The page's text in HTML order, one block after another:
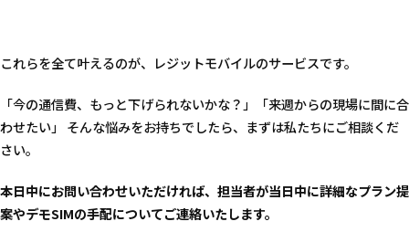
これらを全て叶えるのが、レジットモバイルのサービスです。
「今の通信費、もっと下げられないかな？」「来週からの現場に間に合
わせたい」 そんな悩みをお持ちでしたら、まずは私たちにご相談くだ
さい。
本日中にお問い合わせいただければ、担当者が当日中に詳細なプラン提
案やデモSIMの手配についてご連絡いたします。